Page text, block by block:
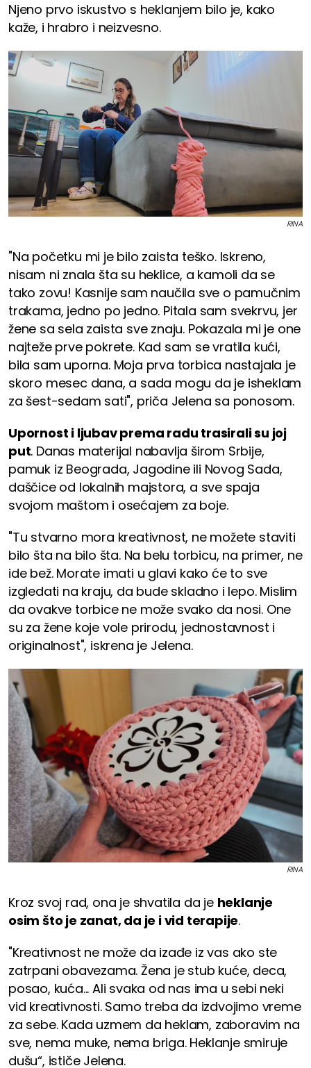
Njeno prvo iskustvo s heklanjem bilo je, kako
kaže, i hrabro i neizvesno.
RINA
"Na početku mi je bilo zaista teško. Iskreno,
nisam ni znala šta su heklice, a kamoli da se
tako zovu! Kasnije sam naučila sve o pamučnim
trakama, jedno po jedno. Pitala sam svekrvu, jer
žene sa sela zaista sve znaju. Pokazala mi je one
najteže prve pokrete. Kad sam se vratila kući,
bila sam uporna. Moja prva torbica nastajala je
skoro mesec dana, a sada mogu da je isheklam
za šest-sedam sati", priča Jelena sa ponosom.
Upornost i ljubav prema radu trasirali su joj
put. Danas materijal nabavlja širom Srbije,
pamuk iz Beograda, Jagodine ili Novog Sada,
daščice od lokalnih majstora, a sve spaja
svojom maštom i osećajem za boje.
"Tu stvarno mora kreativnost, ne možete staviti
bilo šta na bilo šta. Na belu torbicu, na primer, ne
ide bež. Morate imati u glavi kako će to sve
izgledati na kraju, da bude skladno i lepo. Mislim
da ovakve torbice ne može svako da nosi. One
su za žene koje vole prirodu, jednostavnost i
originalnost", iskrena je Jelena.
RINA
Kroz svoj rad, ona je shvatila da je heklanje
osim što je zanat, da je i vid terapije.
"Kreativnost ne može da izađe iz vas ako ste
zatrpani obavezama. Žena je stub kuće, deca,
posao, kuća... Ali svaka od nas ima u sebi neki
vid kreativnosti. Samo treba da izdvojimo vreme
za sebe. Kada uzmem da heklam, zaboravim na
sve, nema muke, nema briga. Heklanje smiruje
dušu“, ističe Jelena.